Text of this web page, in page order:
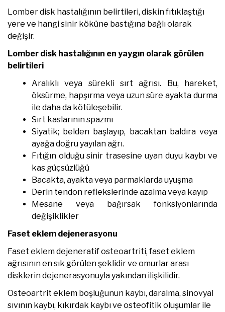
Lomber disk hastalığının belirtileri, diskin fıtıklaştığı
yere ve hangi sinir köküne bastığına bağlı olarak
değişir.
Lomber disk hastalığının en yaygın olarak görülen
belirtileri
Aralıklı veya sürekli sırt ağrısı. Bu, hareket,
öksürme, hapşırma veya uzun süre ayakta durma
ile daha da kötüleşebilir.
Sırt kaslarının spazmı
Siyatik; belden başlayıp, bacaktan baldıra veya
ayağa doğru yayılan ağrı.
Fıtığın olduğu sinir trasesine uyan duyu kaybı ve
kas güçsüzlüğü
Bacakta, ayakta veya parmaklarda uyuşma
Derin tendon reflekslerinde azalma veya kayıp
Mesane veya bağırsak fonksiyonlarında
değişiklikler
Faset eklem dejenerasyonu
Faset eklem dejeneratif osteoartriti, faset eklem
ağrısının en sık görülen şeklidir ve omurlar arası
disklerin dejenerasyonuyla yakından ilişkilidir.
Osteoartrit eklem boşluğunun kaybı, daralma, sinovyal
sıvının kaybı, kıkırdak kaybı ve osteofitik oluşumlar ile